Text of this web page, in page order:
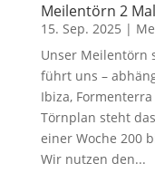
Meilentörn 2
15. Sep. 2025 |
Unser Meilentörn
führt uns –
Ibiza,
Törnplan steht
einer Woche 200
Wir nutzen den...